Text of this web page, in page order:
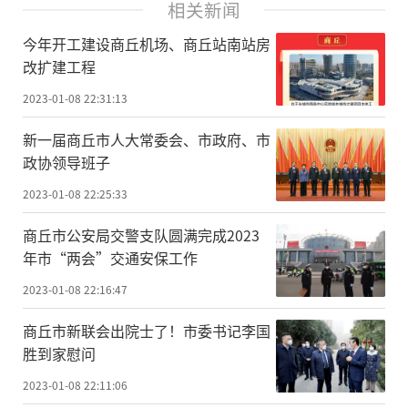
相关新闻
今年开工建设商丘机场、商丘站南站房
改扩建工程
2023-01-08 22:31:13
新一届商丘市人大常委会、市政府、市
政协领导班子
2023-01-08 22:25:33
商丘市公安局交警支队圆满完成2023
年市“两会”交通安保工作
2023-01-08 22:16:47
商丘市新联会出院士了！市委书记李国
胜到家慰问
2023-01-08 22:11:06